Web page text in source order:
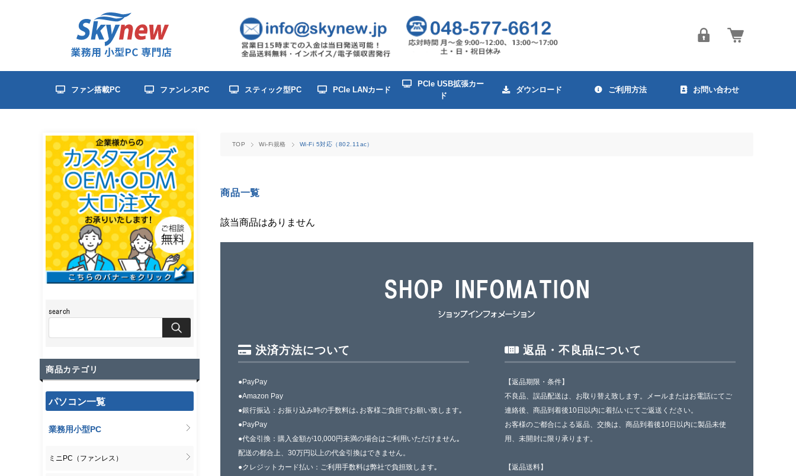
ファン搭載PC ファンレスPC スティック型PC PCIe LANカード
PCIe USB拡張カー
ド
ダウンロード ご利用方法 お問い合わせ
TOP Wi-Fi規格 Wi-Fi 5対応（802.11ac）
商品一覧
該当商品はありません
決済方法について
●PayPay
●Amazon Pay
●銀行振込：お振り込み時の手数料は､お客様ご負担でお願い致します｡
●PayPay
●代金引換：購入金額が10,000円未満の場合はご利用いただけません｡
配送の都合上、30万円以上の代金引換はできません。
●クレジットカード払い：ご利用手数料は弊社で負担致します｡
返品・不良品について
【返品期限・条件】
不良品、誤品配送は、お取り替え致します。メールまたはお電話にてご
連絡後、商品到着後10日以内に着払いにてご返送ください。
お客様のご都合による返品、交換は、商品到着後10日以内に製品未使
用、未開封に限り承ります。
【返品送料】
商品カテゴリ
パソコン一覧
業務用小型PC
ミニPC（ファンレス）